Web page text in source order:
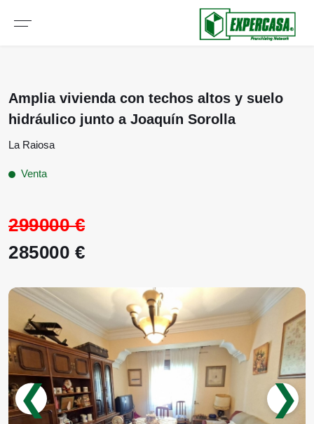
Amplia vivienda con techos altos y suelo
hidráulico junto a Joaquín Sorolla
La Raiosa
Venta
299000 €
285000 €
❮ ❯